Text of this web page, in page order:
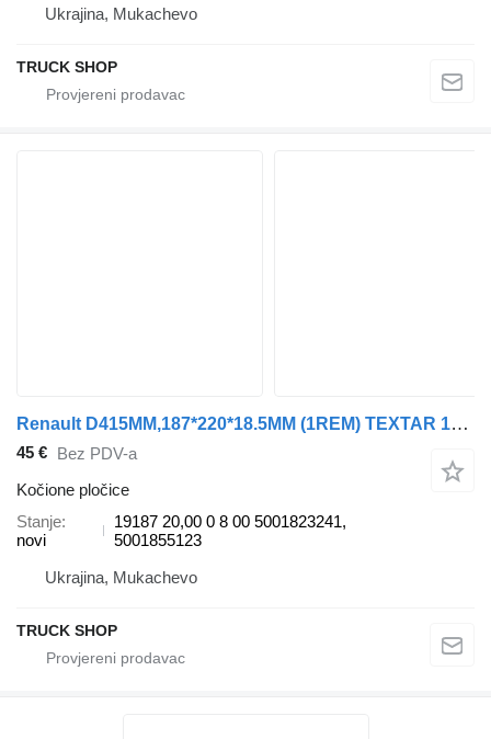
Ukrajina, Mukachevo
TRUCK SHOP
Renault D415MM,187*220*18.5MM (1REM) TEXTAR 19187 kočione pločice za Renault MAGNUM AE385/420/520 01.93- kamiona
45 € Bez PDV-a
Kočione pločice
Stanje
novi
19187 20,00 0 8 00 5001823241,
5001855123
Ukrajina, Mukachevo
TRUCK SHOP